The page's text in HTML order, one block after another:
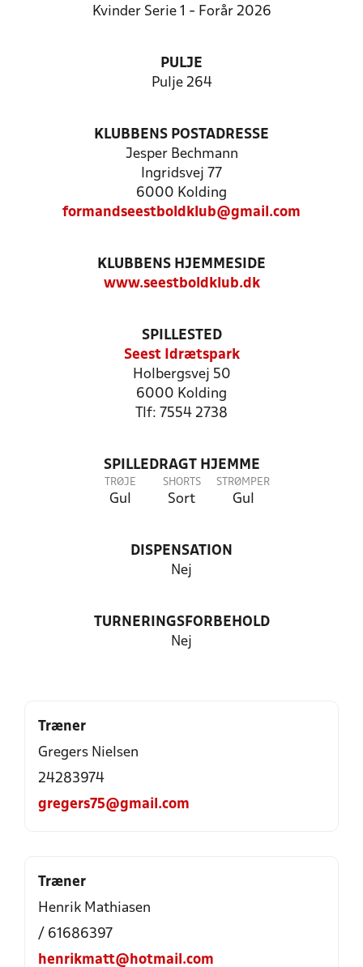
Kvinder Serie 1 - Forår 2026
PULJE
Pulje 264
KLUBBENS POSTADRESSE
Jesper Bechmann
Ingridsvej 77
6000 Kolding
formandseestboldklub@gmail.com
KLUBBENS HJEMMESIDE
www.seestboldklub.dk
SPILLESTED
Seest Idrætspark
Holbergsvej 50
6000 Kolding
Tlf: 7554 2738
SPILLEDRAGT HJEMME
TRØJE
Gul
SHORTS
Sort
STRØMPER
Gul
DISPENSATION
Nej
TURNERINGSFORBEHOLD
Nej
Træner
Gregers Nielsen
24283974
gregers75@gmail.com
Træner
Henrik Mathiasen
/ 61686397
henrikmatt@hotmail.com